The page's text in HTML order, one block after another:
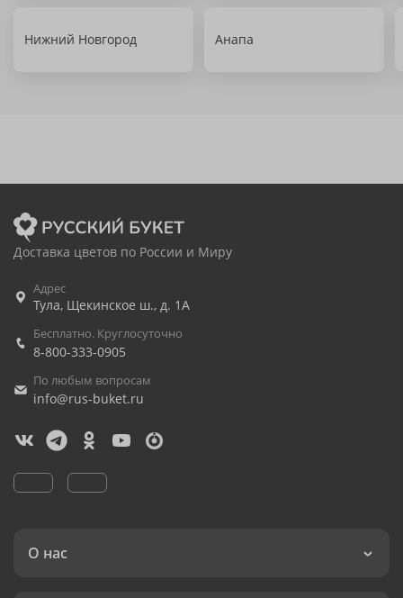
Нижний Новгород Анапа
Доставка цветов по России и Миру
Адрес
Тула, Щекинское ш., д. 1А
Бесплатно. Круглосуточно
8-800-333-0905
По любым вопросам
info@rus-buket.ru
О нас